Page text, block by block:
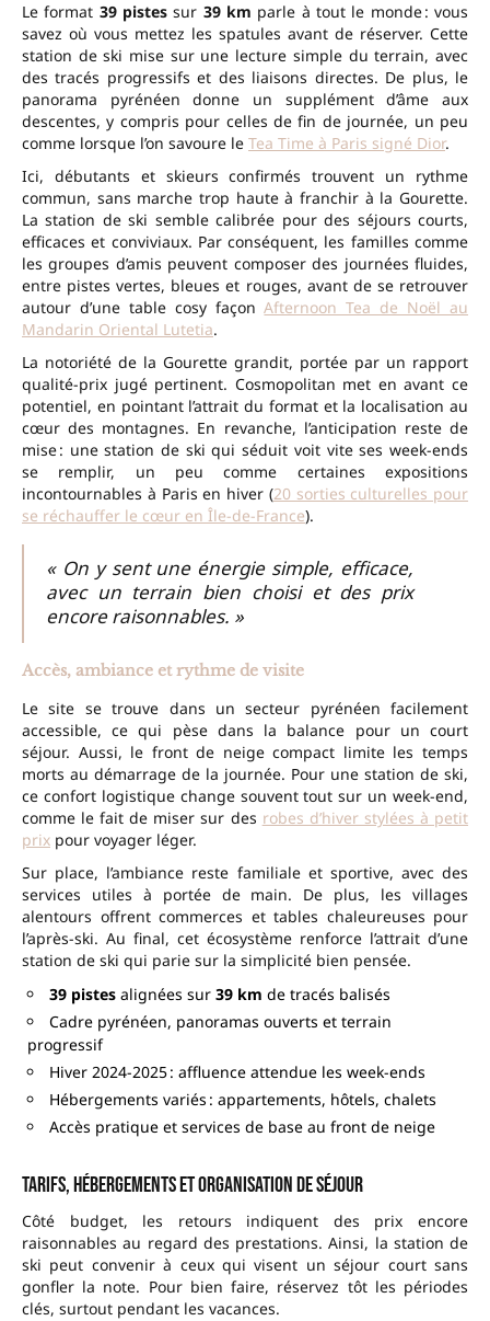
Le format 39 pistes sur 39 km parle à tout le monde : vous
savez où vous mettez les spatules avant de réserver. Cette
station de ski mise sur une lecture simple du terrain, avec
des tracés progressifs et des liaisons directes. De plus, le
panorama pyrénéen donne un supplément d’âme aux
descentes, y compris pour celles de fin de journée, un peu
comme lorsque l’on savoure le Tea Time à Paris signé Dior.
Ici, débutants et skieurs confirmés trouvent un rythme
commun, sans marche trop haute à franchir à la Gourette.
La station de ski semble calibrée pour des séjours courts,
efficaces et conviviaux. Par conséquent, les familles comme
les groupes d’amis peuvent composer des journées fluides,
entre pistes vertes, bleues et rouges, avant de se retrouver
autour d’une table cosy façonAfternoon Tea de Noël au
Mandarin Oriental Lutetia.
La notoriété de la Gourette grandit, portée par un rapport
qualité-prix jugé pertinent. Cosmopolitan met en avant ce
potentiel, en pointant l’attrait du format et la localisation au
cœur des montagnes. En revanche, l’anticipation reste de
mise : une station de ski qui séduit voit vite ses week-ends
se remplir, un peu comme certaines expositions
incontournables à Paris en hiver (20 sorties culturelles pour
se réchauffer le cœur en Île-de-France).
« On y sent une énergie simple, efficace,
avec un terrain bien choisi et des prix
encore raisonnables. »
Accès, ambiance et rythme de visite
Le site se trouve dans un secteur pyrénéen facilement
accessible, ce qui pèse dans la balance pour un court
séjour. Aussi, le front de neige compact limite les temps
morts au démarrage de la journée. Pour une station de ski,
ce confort logistique change souvent tout sur un week-end,
comme le fait de miser sur des robes d’hiver stylées à petit
prix pour voyager léger.
Sur place, l’ambiance reste familiale et sportive, avec des
services utiles à portée de main. De plus, les villages
alentours offrent commerces et tables chaleureuses pour
l’après-ski. Au final, cet écosystème renforce l’attrait d’une
station de ski qui parie sur la simplicité bien pensée.
39 pistes alignées sur 39 km de tracés balisés
Cadre pyrénéen, panoramas ouverts et terrain
progressif
Hiver 2024-2025 : affluence attendue les week-ends
Hébergements variés : appartements, hôtels, chalets
Accès pratique et services de base au front de neige
Tarifs, hébergements et organisation de séjour
Côté budget, les retours indiquent des prix encore
raisonnables au regard des prestations. Ainsi, la station de
ski peut convenir à ceux qui visent un séjour court sans
gonfler la note. Pour bien faire, réservez tôt les périodes
clés, surtout pendant les vacances.